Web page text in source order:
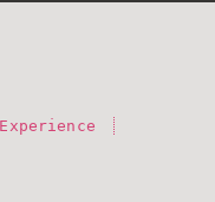
Experience